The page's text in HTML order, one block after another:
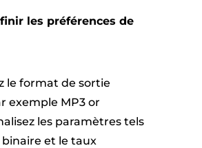
les préférences de
le format de sortie
exemple MP3 or
les paramètres tels
et le taux